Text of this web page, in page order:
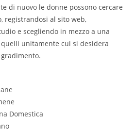
di nuovo le donne possono cercare
registrandosi al sito web,
e scegliendo in mezzo a una
unitamente cui si desidera
Domestica